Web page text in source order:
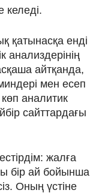
келеді.
қатынасқа енді
анализдерінің
айтқанда,
мен есеп
аналитик
сайттардағы
жалға
бір ай бойынша
Оның үстіне